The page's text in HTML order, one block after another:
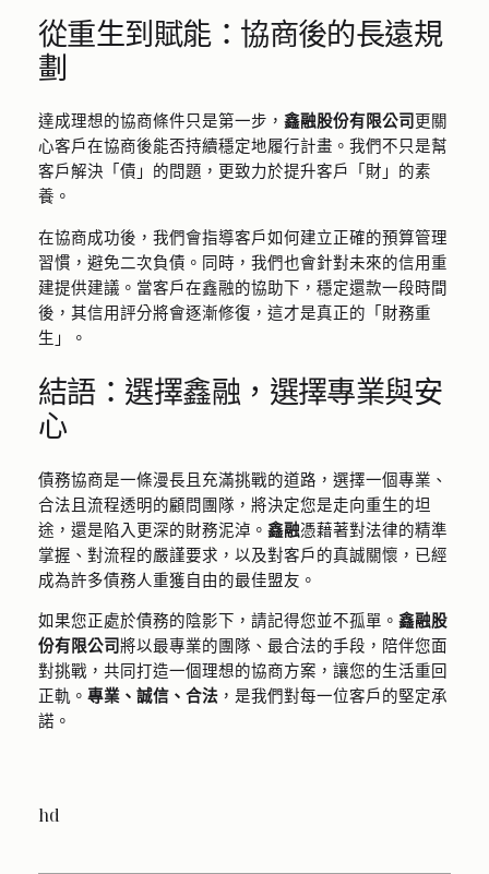
從重生到賦能：協商後的長遠規
劃
達成理想的協商條件只是第一步， 鑫融股份有限公司更關
心客戶在協商後能否持續穩定地履行計畫。我們不只是幫
客戶解決「債」的問題，更致力於提升客戶「財」的素
養。
在協商成功後，我們會指導客戶如何建立正確的預算管理
習慣，避免二次負債。同時，我們也會針對未來的信用重
建提供建議。當客戶在鑫融的協助下，穩定還款一段時間
後，其信用評分將會逐漸修復，這才是真正的「財務重
生」。
結語：選擇鑫融，選擇專業與安
心
債務協商是一條漫長且充滿挑戰的道路，選擇一個專業、
合法且流程透明的顧問團隊，將決定您是走向重生的坦
途，還是陷入更深的財務泥淖。 鑫融憑藉著對法律的精準
掌握、對流程的嚴謹要求，以及對客戶的真誠關懷，已經
成為許多債務人重獲自由的最佳盟友。
如果您正處於債務的陰影下，請記得您並不孤單。 鑫融股
份有限公司將以最專業的團隊、最合法的手段，陪伴您面
對挑戰，共同打造一個理想的協商方案，讓您的生活重回
正軌。 專業、誠信、合法，是我們對每一位客戶的堅定承
諾。
hd